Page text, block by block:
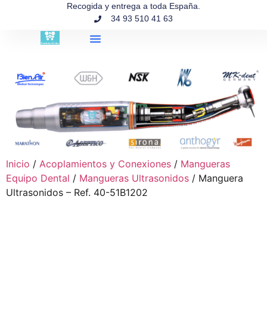
Recogida y entrega a toda España.
34 93 510 41 63
Inicio / Acoplamientos y Conexiones / Mangueras
Equipo Dental / Mangueras Ultrasonidos / Manguera
Ultrasonidos – Ref. 40-51B1202